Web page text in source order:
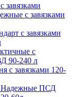
завязками
с завязками
с завязками
с
90-240 л
с завязками 120-
Надежные ПСД